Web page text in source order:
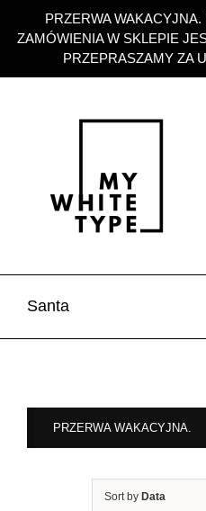
PRZERWA
ZAMÓWIENIA W SKLEPIE
PRZEPRASZAMY ZA
zawartości
Santa
PRZERWA WAKACYJNA.
Sort by Data